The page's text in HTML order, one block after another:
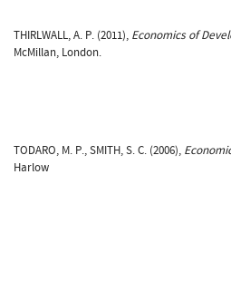
THIRLWALL, A. P. (2011), Economics of
McMillan, London.
TODARO, M. P., SMITH, S. C. (2006),
Harlow